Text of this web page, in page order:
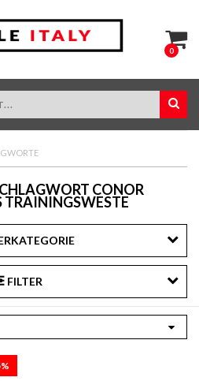
0
CONOR
TRAININGSWESTE
FILTER